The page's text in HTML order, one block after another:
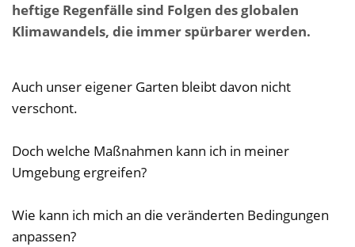
heftige Regenfälle sind Folgen des globalen
Klimawandels, die immer spürbarer werden.
Auch unser eigener Garten bleibt davon nicht
verschont.
Doch welche Maßnahmen kann ich in meiner
Umgebung ergreifen?
Wie kann ich mich an die veränderten Bedingungen
anpassen?